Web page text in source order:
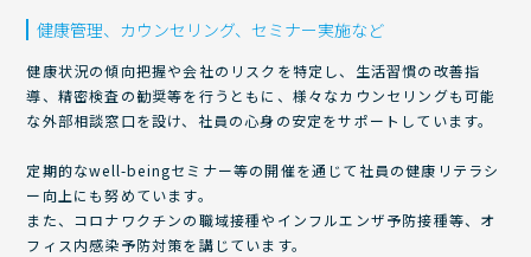
健康管理、カウンセリング、セミナー実施など
健康状況の傾向把握や会社のリスクを特定し、生活習慣の改善指
導、精密検査の勧奨等を行うともに、様々なカウンセリングも可能
な外部相談窓口を設け、社員の心身の安定をサポートしています。
定期的なwell-beingセミナー等の開催を通じて社員の健康リテラシ
ー向上にも努めています。
また、コロナワクチンの職域接種やインフルエンザ予防接種等、オ
フィス内感染予防対策を講じています。